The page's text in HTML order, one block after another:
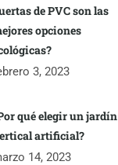
de PVC son las
opciones
3, 2023
qué elegir un jardín
artificial?
14, 2023